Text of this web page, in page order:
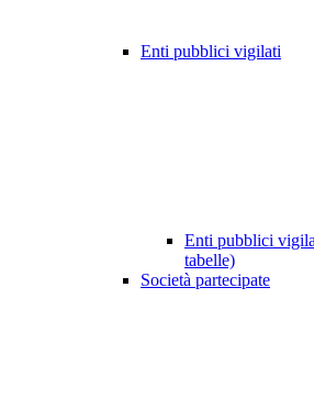
Enti pubblici vigilati
Enti pubblici
tabelle)
Società partecipate